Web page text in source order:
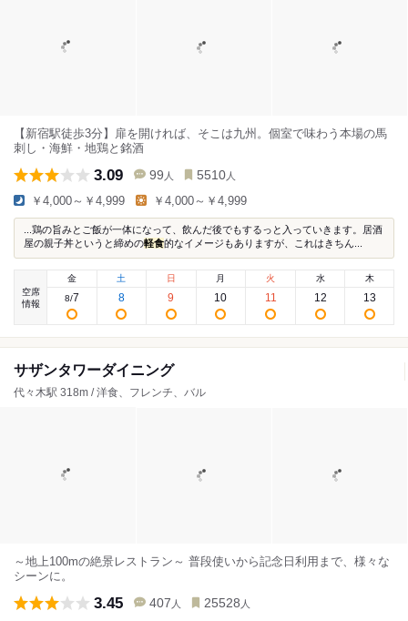
【新宿駅徒歩3分】扉を開ければ、そこは九州。個室で味わう本場の馬
刺し・海鮮・地鶏と銘酒
3.09 99 人 5510 人
￥4,000～￥4,999 ￥4,000～￥4,999
...鶏の旨みとご飯が一体になって、飲んだ後でもするっと入っていきます。居酒
屋の親子丼というと締めの軽食的なイメージもありますが、これはきちん...
空席
情報
金
8/7
土
8
日
9
月
10
火
11
水
12
木
13
サザンタワーダイニング
代々木駅 318m / 洋食、フレンチ、バル
～地上100mの絶景レストラン～ 普段使いから記念日利用まで、様々な
シーンに。
3.45 407 人 25528 人